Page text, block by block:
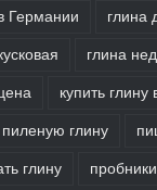
Германии глина
глина
купить
пиленую глину
глину